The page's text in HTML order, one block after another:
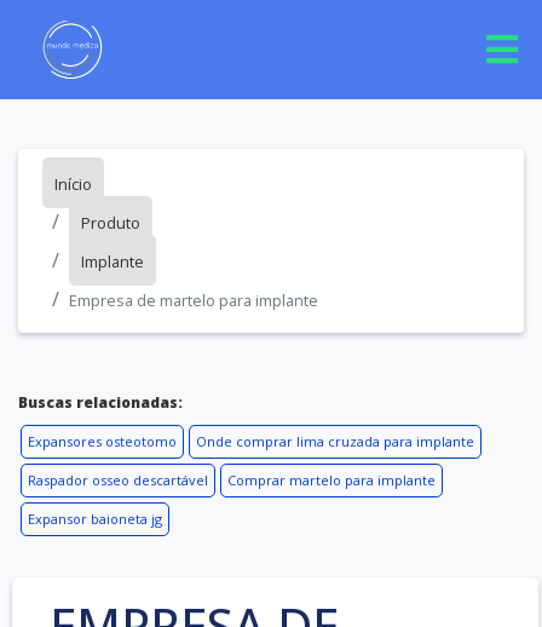
Início
Produto
Implante
Empresa de martelo para implante
Buscas relacionadas:
Expansores osteotomo Onde comprar lima cruzada para implante
Raspador osseo descartável Comprar martelo para implante
Expansor baioneta jg